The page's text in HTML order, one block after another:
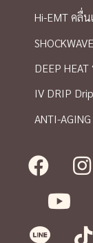
Hi-EMT คลื่
DEEP
IV DRIP
ANTI-